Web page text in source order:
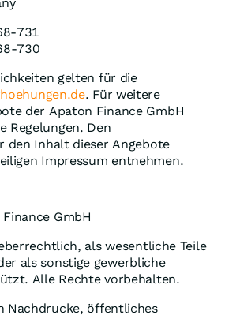
731
730
gelten für die
. Für weitere
der Apaton Finance GmbH
Regelungen. Den
den Inhalt dieser Angebote
Impressum entnehmen.
GmbH
als wesentliche Teile
als sonstige gewerbliche
Alle Rechte vorbehalten.
Nachdrucke, öffentliches